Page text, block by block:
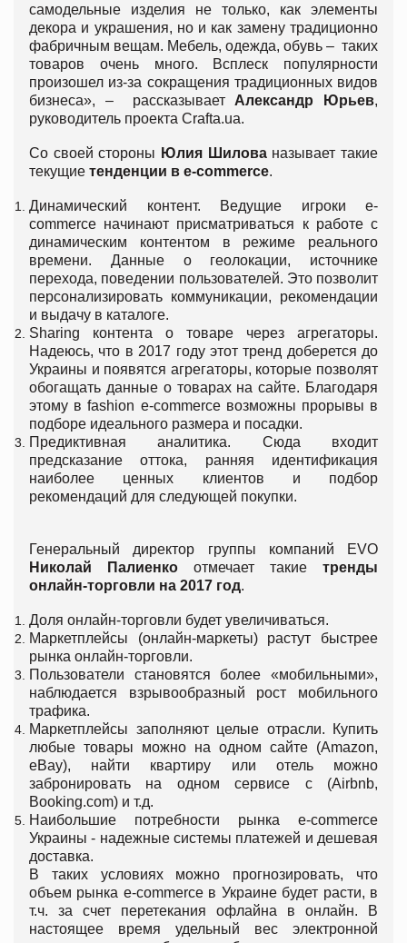
самодельные изделия не только, как элементы
декора и украшения, но и как замену традиционно
фабричным вещам. Мебель, одежда, обувь – таких
товаров очень много. Всплеск популярности
произошел из-за сокращения традиционных видов
бизнеса», – рассказывает Александр Юрьев,
руководитель проекта Crafta.ua.
Со своей стороны Юлия Шилованазывает такие
текущие тенденции в e-commerce.
Динамический контент. Ведущие игроки e-
commerce начинают присматриваться к работе с
динамическим контентом в режиме реального
времени. Данные о геолокации, источнике
перехода, поведении пользователей. Это позволит
персонализировать коммуникации, рекомендации
и выдачу в каталоге.
Sharing контента о товаре через агрегаторы.
Надеюсь, что в 2017 году этот тренд доберется до
Украины и появятся агрегаторы, которые позволят
обогащать данные о товарах на сайте. Благодаря
этому в fashion e-commerce возможны прорывы в
подборе идеального размера и посадки.
Предиктивная аналитика. Сюда входит
предсказание оттока, ранняя идентификация
наиболее ценных клиентов и подбор
рекомендаций для следующей покупки.
Генеральный директор группы компаний EVO
Николай Палиенко отмечает такие тренды
онлайн-торговли на 2017 год.
Доля онлайн-торговли будет увеличиваться.
Маркетплейсы (онлайн-маркеты) растут быстрее
рынка онлайн-торговли.
Пользователи становятся более «мобильными»,
наблюдается взрывообразный рост мобильного
трафика.
Маркетплейсы заполняют целые отрасли. Купить
любые товары можно на одном сайте (Amazon,
еВay), найти квартиру или отель можно
забронировать на одном сервисе с (Airbnb,
Booking.com) и т.д.
Наибольшие потребности рынка e-commerce
Украины - надежные системы платежей и дешевая
доставка.
В таких условиях можно прогнозировать, что
объем рынка e-commerce в Украине будет расти, в
т.ч. за счет перетекания офлайна в онлайн. В
настоящее время удельный вес электронной